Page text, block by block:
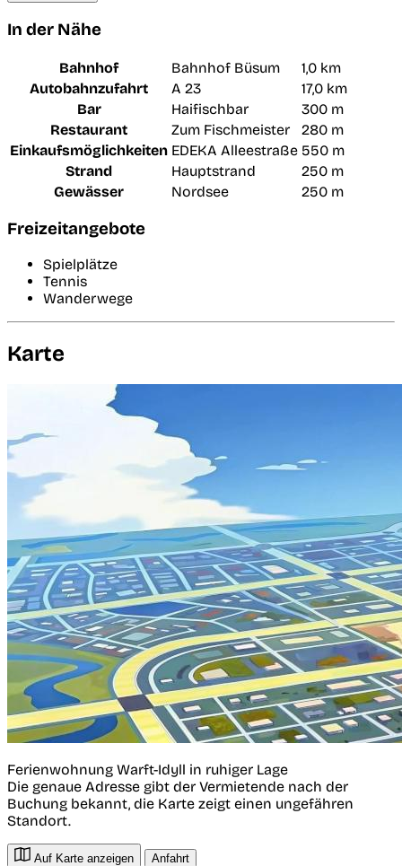
In der Nähe
Bahnhof Bahnhof Büsum
1,0 km
Autobahnzufahrt
A 23
17,0 km
Bar
Haifischbar
300 m
Restaurant
Zum Fischmeister
280 m
Einkaufsmöglichkeiten EDEKA Alleestraße 550 m
Strand
Hauptstrand
250 m
Gewässer
Nordsee 250 m
Freizeitangebote
Spielplätze
Tennis
Wanderwege
Karte
Ferienwohnung Warft-Idyll in ruhiger Lage
Die genaue Adresse gibt der Vermietende nach der
Buchung bekannt, die Karte zeigt einen ungefähren
Standort.
Auf Karte anzeigen Anfahrt